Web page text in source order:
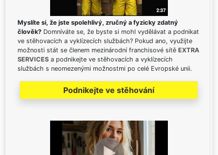
Myslíte si, že jste spolehlivý, zručný a fyzicky zdatný
člověk? Domníváte se, že byste si mohl vydělávat a podnikat
ve stěhovacích a vyklízecích službách? Pokud ano, využijte
možnosti stát se členem mezinárodní franchisové sítě EXTRA
SERVICES a podnikejte ve stěhovacích a vyklízecích
službách s neomezenými možnostmi po celé Evropské unii.
Podnikejte ve stěhování